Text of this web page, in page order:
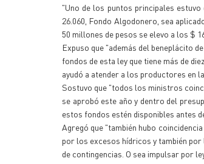
"Uno de los puntos principales
26.060, Fondo Algodonero, sea
50 millones de pesos se elevo a los $
Expuso que "además del beneplácito
fondos de esta ley que tiene más de
ayudó a atender a los productores en
Sostuvo que "todos los ministros
se aprobó este año y dentro del
estos fondos estén disponibles antes
Agregó que "también hubo
por los excesos hídricos y también
de contingencias. O sea impulsar por